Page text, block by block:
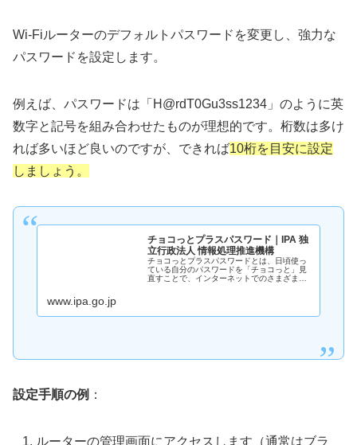
Wi-Fiルーターのデフォルトパスワードを変更し、強力な
パスワードを設定します。
例えば、パスワードは「H@rdT0Gu3ss1234」のように英
数字と記号を組み合わせたものが理想的です。桁数は多け
れば多いほど良いのですが、できれば10桁を目安に設定
しましょう。
チョコっとプラスパスワード｜IPA 独
立行政法人 情報処理推進機構
チョコっとプラスパスワードとは、日頃使っ
ている自分のパスワードを「チョコっと」見
直すことで、インターネットでのさまざまな
www.ipa.go.jp
設定手順の例 ：
ルーターの管理画面にアクセスします（通常はブラ